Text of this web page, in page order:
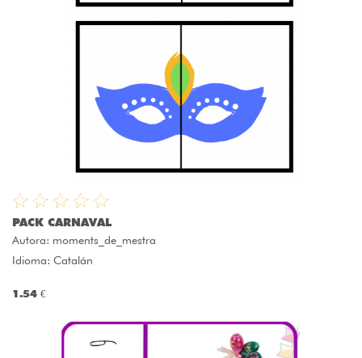
PACK CARNAVAL
Autora: moments_de_mestra
Idioma: Catalán
1.54 €